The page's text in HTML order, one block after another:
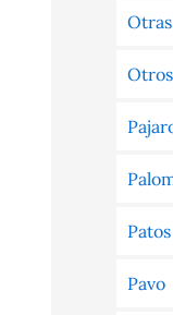
Otros
Patos
Pavo